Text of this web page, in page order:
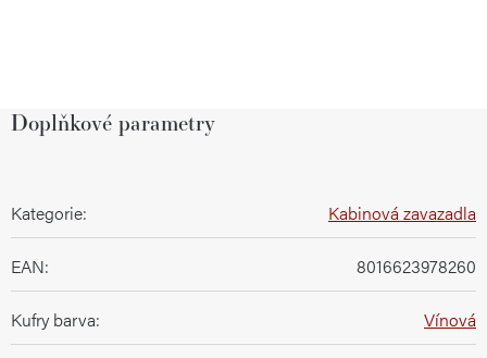
Doplňkové parametry
Kategorie: Kabinová zavazadla
EAN: 8016623978260
Kufry barva: Vínová